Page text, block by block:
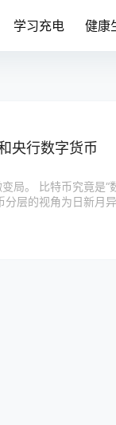
学习充电 健康
央行数字货币
局。 比特币究竟是
层的视角为日新月